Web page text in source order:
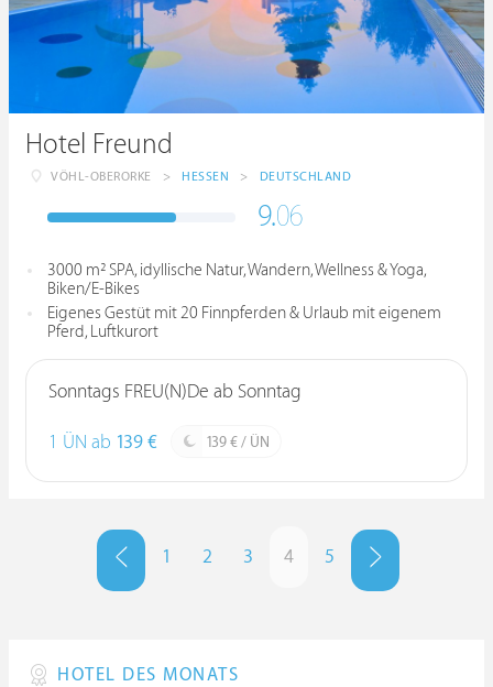
Hotel Freund
VÖHL-OBERORKE > HESSEN > DEUTSCHLAND
9.06
3000 m² SPA, idyllische Natur, Wandern, Wellness & Yoga,
Biken/E-Bikes
Eigenes Gestüt mit 20 Finnpferden & Urlaub mit eigenem
Pferd, Luftkurort
Sonntags FREU(N)De ab Sonntag
1 ÜN ab 139 € 139 € / ÜN
1 2 3 4 5
HOTEL DES MONATS